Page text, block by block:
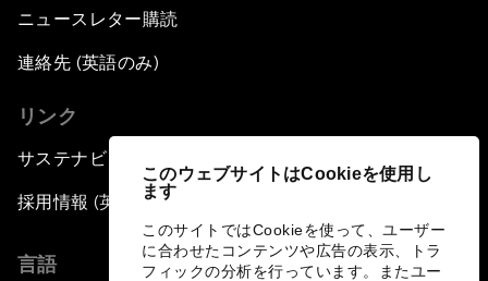
このウェブサイトはCookieを使用し
ます
このサイトではCookieを使って、ユーザー
に合わせたコンテンツや広告の表示、トラ
フィックの分析を行っています。またユー
ニュースレター購読
連絡先 (英語のみ)
リンク
サステナビリティへの取り組み
採用情報 (英語のみ)
言語